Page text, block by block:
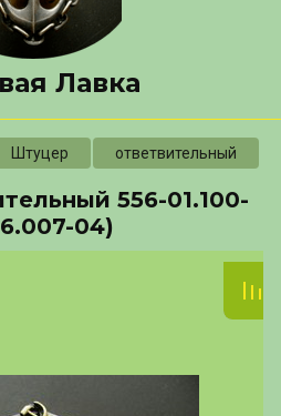
Лавка
Штуцер ответвительный
556-01.100-
04)